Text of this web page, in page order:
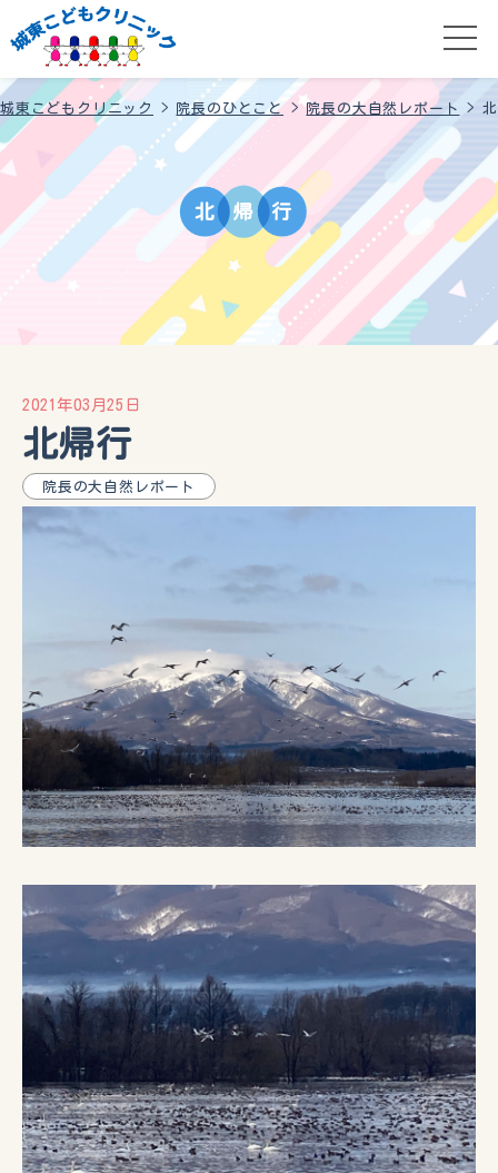
城東こどもクリニック > 院長のひとこと>院長の大自然レポート >
北 帰 行
2021年03月25日
北帰行
院長の大自然レポート